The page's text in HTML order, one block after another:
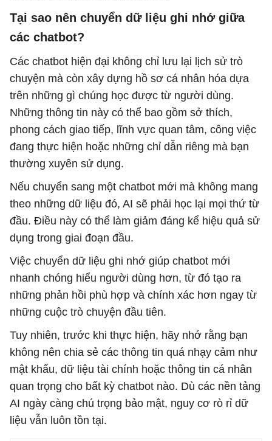
Tại sao nên chuyển dữ liệu ghi nhớ giữa
các chatbot?
Các chatbot hiện đại không chỉ lưu lại lịch sử trò
chuyện mà còn xây dựng hồ sơ cá nhân hóa dựa
trên những gì chúng học được từ người dùng.
Những thông tin này có thể bao gồm sở thích,
phong cách giao tiếp, lĩnh vực quan tâm, công việc
đang thực hiện hoặc những chỉ dẫn riêng mà bạn
thường xuyên sử dụng.
Nếu chuyển sang một chatbot mới mà không mang
theo những dữ liệu đó, AI sẽ phải học lại mọi thứ từ
đầu. Điều này có thể làm giảm đáng kể hiệu quả sử
dụng trong giai đoạn đầu.
Việc chuyển dữ liệu ghi nhớ giúp chatbot mới
nhanh chóng hiểu người dùng hơn, từ đó tạo ra
những phản hồi phù hợp và chính xác hơn ngay từ
những cuộc trò chuyện đầu tiên.
Tuy nhiên, trước khi thực hiện, hãy nhớ rằng bạn
không nên chia sẻ các thông tin quá nhạy cảm như
mật khẩu, dữ liệu tài chính hoặc thông tin cá nhân
quan trọng cho bất kỳ chatbot nào. Dù các nền tảng
AI ngày càng chú trọng bảo mật, nguy cơ rò rỉ dữ
liệu vẫn luôn tồn tại.